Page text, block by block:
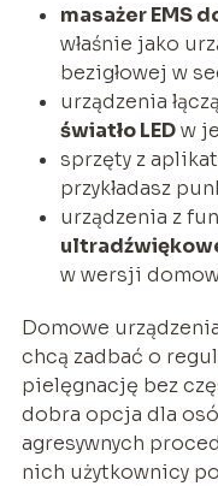
masażer EMS
właśnie jako
bezigłowej w
urządzenia
światło LEDw
sprzęty z
przykładasz
urządzenia z
w wersji
Domowe
chcą zadbać o
pielęgnację bez
dobra opcja dla
agresywnych
nich użytkownicy